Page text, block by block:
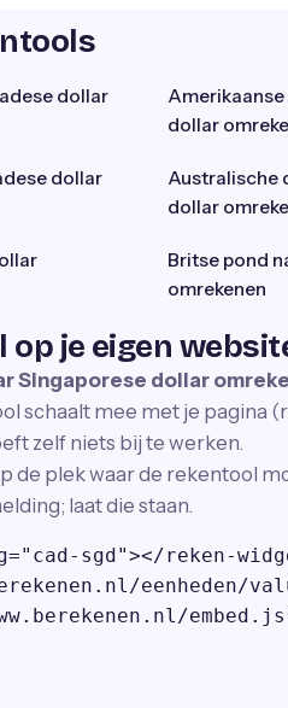
dollar
dollar
dollar
Australische
dollar
Britse pond
omrekenen
op je eigen
Singaporese dollar
schaalt mee met je pagina
zelf niets bij te werken.
de plek waar de rekentool
laat die staan.
sgd"></reken-
eenheden/